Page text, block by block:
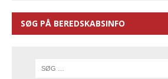
SØG PÅ BEREDSKABSINFO